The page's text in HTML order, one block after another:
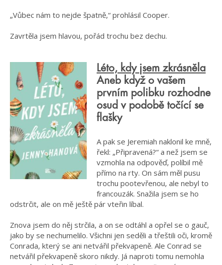
„Vůbec nám to nejde špatně,“ prohlásil Cooper.
Zavrtěla jsem hlavou, pořád trochu bez dechu.
Léto, kdy jsem zkrásněla
Aneb když o vašem
prvním polibku rozhodne
osud v podobě točící se
flašky
A pak se Jeremiah naklonil ke mně,
řekl: „Připravená?“ a než jsem se
vzmohla na odpověď, políbil mě
přímo na rty. On sám měl pusu
trochu pootevřenou, ale nebyl to
francouzák. Snažila jsem se ho
odstrčit, ale on mě ještě pár vteřin líbal.
Znova jsem do něj strčila, a on se odtáhl a opřel se o gauč,
jako by se nechumelilo. Všichni jen seděli a třeštili oči, kromě
Conrada, který se ani netvářil překvapeně. Ale Conrad se
netvářil překvapeně skoro nikdy. Já naproti tomu nemohla